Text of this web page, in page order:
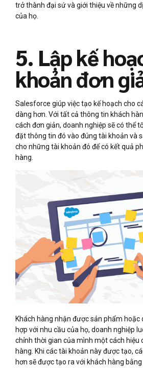
trở thành đại sứ và giới thiệu về những
của họ.
5. Lập kế
khoản đơn
Salesforce giúp việc tạo kế hoạch cho
dàng hơn. Với tất cả thông tin khách
cách đơn giản, doanh nghiệp sẽ có thể
đặt thông tin đó vào đúng tài khoản và
cho những tài khoản đó để có kết quả
hàng.
Khách hàng nhận được sản phẩm hoặc
hợp với nhu cầu của họ, doanh nghiệp
chỉnh thời gian của mình một cách hiệu
hàng. Khi các tài khoản này được tạo,
hơn sẽ được tạo ra với khách hàng